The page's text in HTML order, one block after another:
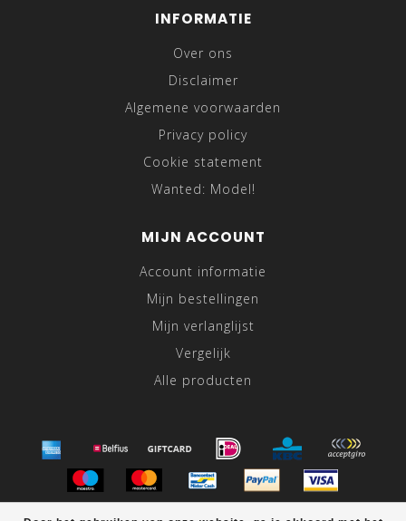
INFORMATIE
Over ons
Disclaimer
Algemene voorwaarden
Privacy policy
Cookie statement
Wanted: Model!
MIJN ACCOUNT
Account informatie
Mijn bestellingen
Mijn verlanglijst
Vergelijk
Alle producten